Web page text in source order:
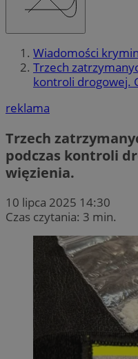
Wiadomości
Trzech
kontroli drogowej.
reklama
Trzech
podczas kontroli
więzienia.
10 lipca 2025 14:30
Czas czytania: 3 min.